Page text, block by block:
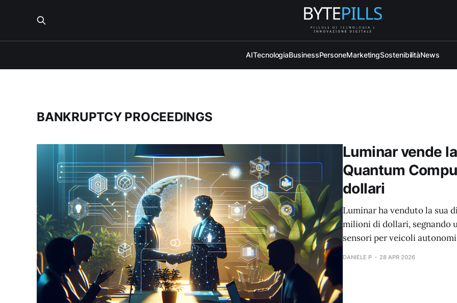
AITecnologiaBusinessPersoneMarketingSostenibilitàNews
BANKRUPTCY PROCEEDINGS
Luminar vende
Quantum
dollari
Luminar ha venduto la sua
milioni di dollari, segnando
sensori per veicoli
DANIELE P 28 APR 2026